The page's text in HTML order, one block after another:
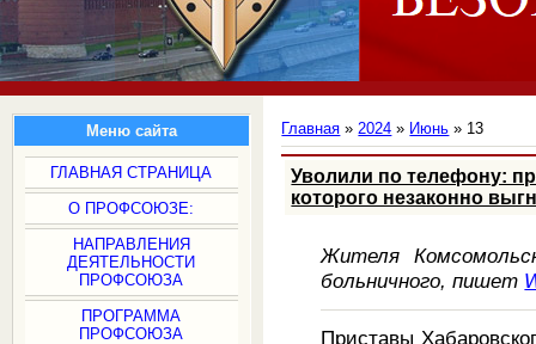
Меню сайта
ГЛАВНАЯ СТРАНИЦА
О ПРОФСОЮЗЕ:
НАПРАВЛЕНИЯ
ДЕЯТЕЛЬНОСТИ
ПРОФСОЮЗА
ПРОГРАММА
ПРОФСОЮЗА
Главная »2024 » Июнь » 13
Уволили по телефону:
которого незаконно
Жителя
больничного, пишет
Приставы